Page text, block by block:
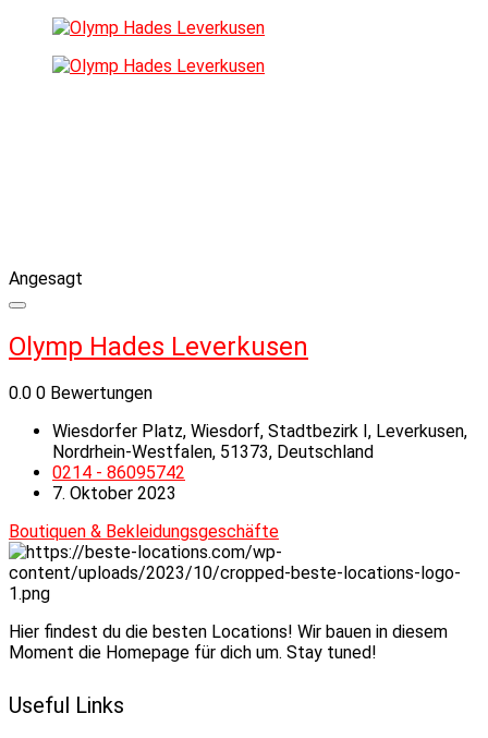
Angesagt
Olymp Hades Leverkusen
0.0 0 Bewertungen
Wiesdorfer Platz, Wiesdorf, Stadtbezirk I, Leverkusen,
Nordrhein-Westfalen, 51373, Deutschland
0214 - 86095742
7. Oktober 2023
Boutiquen & Bekleidungsgeschäfte
Hier findest du die besten Locations! Wir bauen in diesem
Moment die Homepage für dich um. Stay tuned!
Useful Links